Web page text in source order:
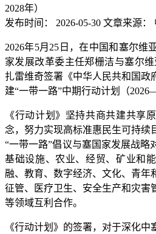
2028年）
发布时间：
2026-05-30 文章来源：
2026年5月25日，在中国和塞尔维
家发展改革委主任郑栅洁与塞尔
扎雷维奇签署《中华人民共和国政
建“一带一路”中期行动计划（
《行动计划》坚持共商共建共享
念，努力实现高标准惠民生可持续
“一带一路”倡议与塞国家发展战略
基础设施、农业、经贸、矿业和
融、教育、数字经济、文化、青年
征管、医疗卫生、安全生产和灾害
等领域互利合作。
《行动计划》的签署，对于深化